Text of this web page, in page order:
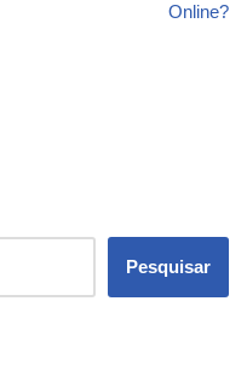
Online?
Pesquisar